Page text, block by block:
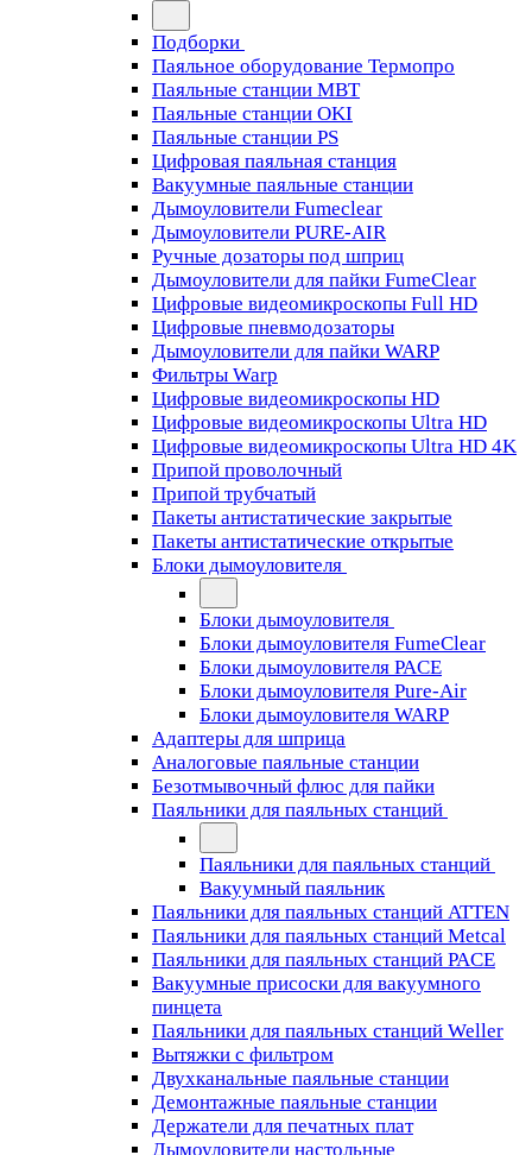
Подборки
Паяльное оборудование Термопро
Паяльные станции MBT
Паяльные станции OKI
Паяльные станции PS
Цифровая паяльная станция
Вакуумные паяльные станции
Дымоуловители Fumeclear
Дымоуловители PURE-AIR
Ручные дозаторы под шприц
Дымоуловители для пайки FumeClear
Цифровые видеомикроскопы Full HD
Цифровые пневмодозаторы
Дымоуловители для пайки WARP
Фильтры Warp
Цифровые видеомикроскопы HD
Цифровые видеомикроскопы Ultra HD
Цифровые видеомикроскопы Ultra HD 4K
Припой проволочный
Припой трубчатый
Пакеты антистатические закрытые
Пакеты антистатические открытые
Блоки дымоуловителя
Блоки дымоуловителя
Блоки дымоуловителя FumeClear
Блоки дымоуловителя PACE
Блоки дымоуловителя Pure-Air
Блоки дымоуловителя WARP
Адаптеры для шприца
Аналоговые паяльные станции
Безотмывочный флюс для пайки
Паяльники для паяльных станций
Паяльники для паяльных станций
Вакуумный паяльник
Паяльники для паяльных станций ATTEN
Паяльники для паяльных станций Metcal
Паяльники для паяльных станций PACE
Вакуумные присоски для вакуумного
пинцета
Паяльники для паяльных станций Weller
Вытяжки с фильтром
Двухканальные паяльные станции
Демонтажные паяльные станции
Держатели для печатных плат
Дымоуловители настольные